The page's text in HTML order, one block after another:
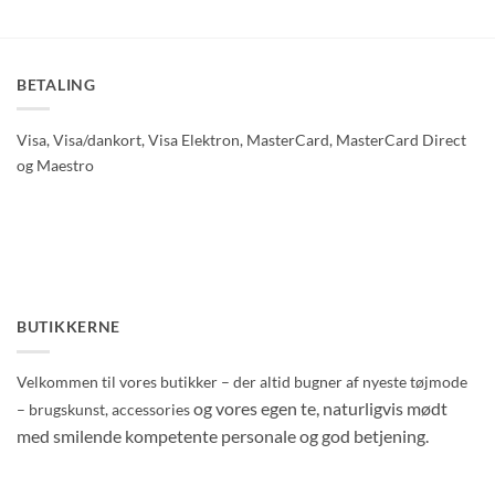
BETALING
Visa, Visa/dankort, Visa Elektron, MasterCard, MasterCard Direct
og Maestro
BUTIKKERNE
Velkommen til vores butikker – der altid bugner af nyeste tøjmode
– brugskunst, accessoriesog vores egen te, naturligvis mødt
med smilende kompetente personale og god betjening.